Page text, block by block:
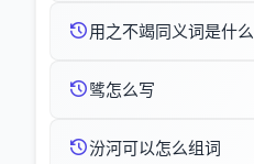
用之不竭同义词是什么
骘怎么写
汾河可以怎么组词